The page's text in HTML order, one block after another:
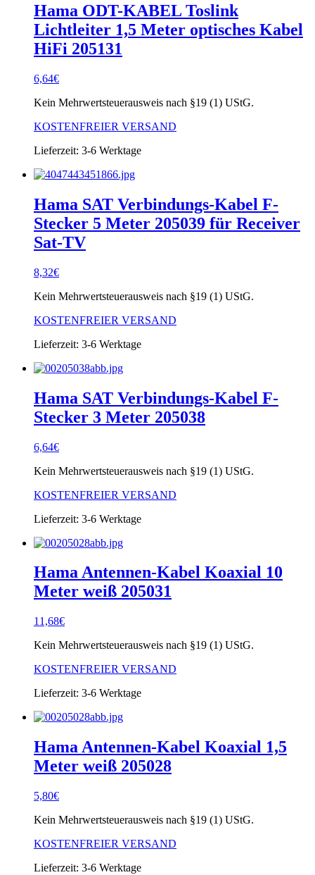
Hama ODT-KABEL Toslink
Lichtleiter 1,5 Meter optisches Kabel
HiFi 205131
6,64€
Kein Mehrwertsteuerausweis nach §19 (1) UStG.
KOSTENFREIER VERSAND
Lieferzeit: 3-6 Werktage
Hama SAT Verbindungs-Kabel F-
Stecker 5 Meter 205039 für Receiver
Sat-TV
8,32€
Kein Mehrwertsteuerausweis nach §19 (1) UStG.
KOSTENFREIER VERSAND
Lieferzeit: 3-6 Werktage
Hama SAT Verbindungs-Kabel F-
Stecker 3 Meter 205038
6,64€
Kein Mehrwertsteuerausweis nach §19 (1) UStG.
KOSTENFREIER VERSAND
Lieferzeit: 3-6 Werktage
Hama Antennen-Kabel Koaxial 10
Meter weiß 205031
11,68€
Kein Mehrwertsteuerausweis nach §19 (1) UStG.
KOSTENFREIER VERSAND
Lieferzeit: 3-6 Werktage
Hama Antennen-Kabel Koaxial 1,5
Meter weiß 205028
5,80€
Kein Mehrwertsteuerausweis nach §19 (1) UStG.
KOSTENFREIER VERSAND
Lieferzeit: 3-6 Werktage